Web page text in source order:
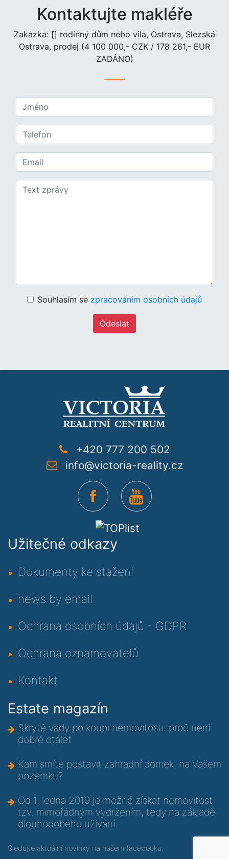
Kontaktujte makléře
Zakázka: [] rodinný dům nebo vila, Ostrava, Slezská
Ostrava, prodej (4 100 000,- CZK / 178 261,- EUR
ZADÁNO)
Souhlasím se zpracováním osobních údajů
Odeslat
+420 777 200 502
info@victoria-reality.cz
Užitečné odkazy
Dokumenty ke stažení
news by email
Ochrana osobních údajů - GDPR
Ochrana oznamovatelů
Kontakt
Estate magazín
Skryté vady po koupi nemovitosti: proč není
dobré otálet
Kam smíte postavit zahradní domek, na Vašem
pozemku?
Od 1. ledna 2019 je možné získat nemovitost
tzv. mimořádným vydržením, tedy na základě
dlouhodobého užívání.
Sledujte aktuální novinky na našem facebooku